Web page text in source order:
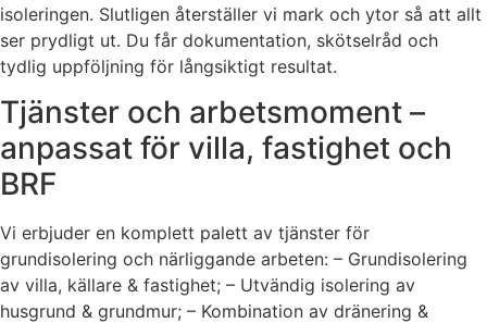
isoleringen. Slutligen återställer vi mark och ytor så att allt
ser prydligt ut. Du får dokumentation, skötselråd och
tydlig uppföljning för långsiktigt resultat.
Tjänster och arbetsmoment –
anpassat för villa, fastighet och
BRF
Vi erbjuder en komplett palett av tjänster för
grundisolering och närliggande arbeten: – Grundisolering
av villa, källare & fastighet; – Utvändig isolering av
husgrund & grundmur; – Kombination av dränering &